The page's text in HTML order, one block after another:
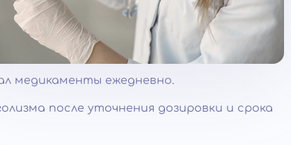
медикаменты ежедневно.
после уточнения дозировки и срока